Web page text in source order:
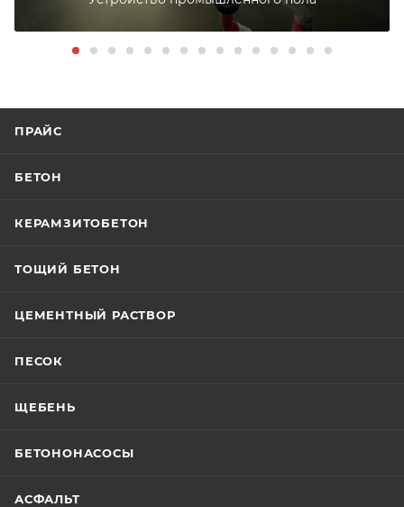
ПРАЙС
БЕТОН
КЕРАМЗИТОБЕТОН
ТОЩИЙ БЕТОН
ЦЕМЕНТНЫЙ РАСТВОР
ПЕСОК
ЩЕБЕНЬ
БЕТОНОНАСОСЫ
АСФАЛЬТ